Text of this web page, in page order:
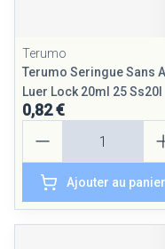
Terumo
Terumo Seringue Sans
Luer Lock 20ml 25 Ss20l
0,82 €
Ajouter au panier